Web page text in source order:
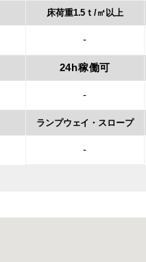
床荷重1.5ｔ/㎡以上
-
24h稼働可
-
ランプウェイ・ スロープ
-